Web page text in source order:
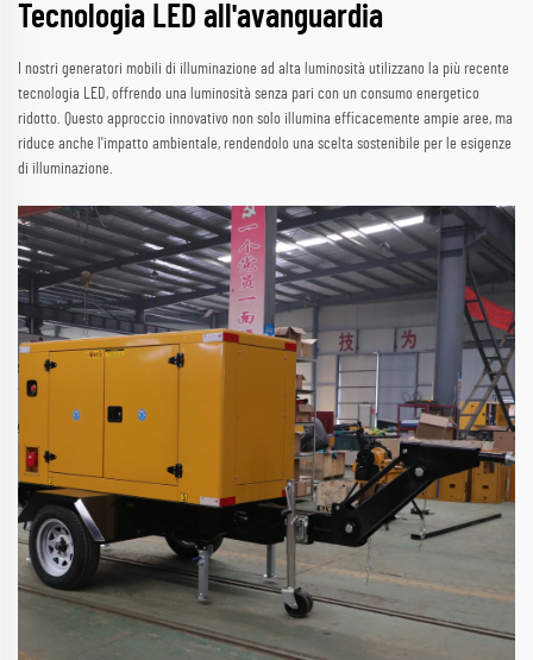
Tecnologia LED all'avanguardia
I nostri generatori mobili di illuminazione ad alta luminosità utilizzano la più recente
tecnologia LED, offrendo una luminosità senza pari con un consumo energetico
ridotto. Questo approccio innovativo non solo illumina efficacemente ampie aree, ma
riduce anche l'impatto ambientale, rendendolo una scelta sostenibile per le esigenze
di illuminazione.